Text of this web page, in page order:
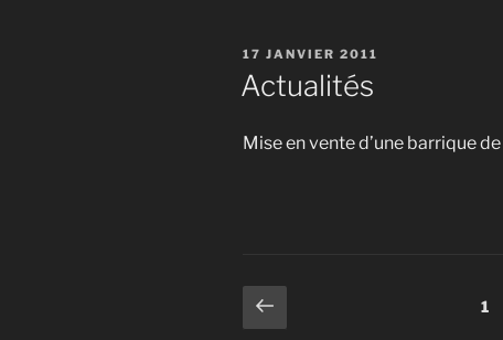
PUBLIÉ
LE
17 JANVIER 2011
Actualités
Mise en vente d’une barrique
Pagination
Page
précédente
1